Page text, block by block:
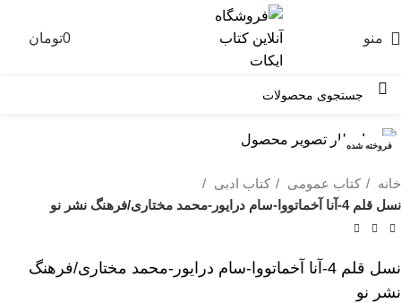
منو 0تومان
فروخته شده
خانه کتاب عمومی
کتاب ادبی
نسل قلم 4-آنا آخماتووا-سام درایور-محمد مختاری/فرهنگ نشر نو
نسل قلم 4-آنا آخماتووا-سام درایور-محمد مختاری/فرهنگ
نشر نو